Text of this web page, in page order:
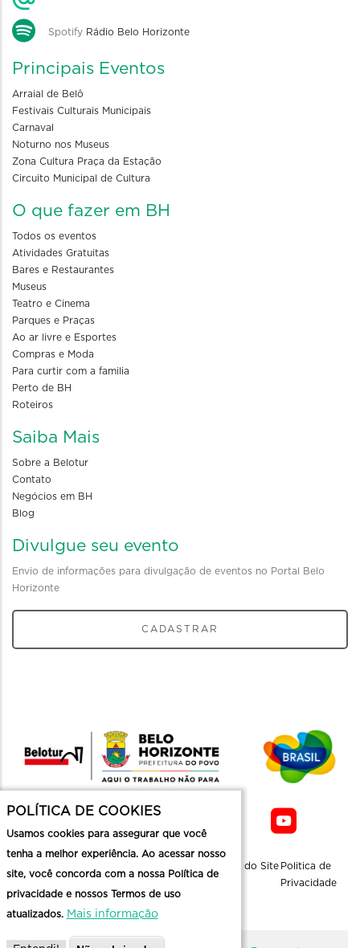
Spotify Rádio Belo Horizonte
Principais Eventos
Arraial de Belô
Festivais Culturais Municipais
Carnaval
Noturno nos Museus
Zona Cultura Praça da Estação
Circuito Municipal de Cultura
O que fazer em BH
Todos os eventos
Atividades Gratuitas
Bares e Restaurantes
Museus
Teatro e Cinema
Parques e Praças
Ao ar livre e Esportes
Compras e Moda
Para curtir com a familia
Perto de BH
Roteiros
Saiba Mais
Sobre a Belotur
Contato
Negócios em BH
Blog
Divulgue seu evento
Envio de informações para divulgação de eventos no Portal Belo
Horizonte
CADASTRAR
Mapa do Site Politica de
Privacidade
POLÍTICA DE COOKIES
Usamos cookies para assegurar que você
tenha a melhor experiência. Ao acessar nosso
site, você concorda com a nossa Política de
privacidade e nossos Termos de uso
atualizados. Mais informação